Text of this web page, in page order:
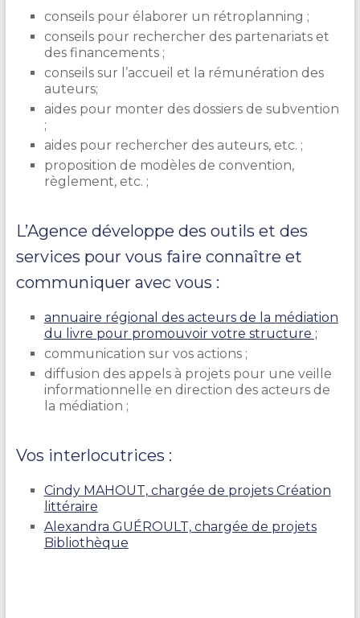
conseils pour élaborer un rétroplanning ;
conseils pour rechercher des partenariats et
des financements ;
conseils sur l’accueil et la rémunération des
auteurs;
aides pour monter des dossiers de subvention
;
aides pour rechercher des auteurs, etc. ;
proposition de modèles de convention,
règlement, etc. ;
L’Agence développe des outils et des
services pour vous faire connaître et
communiquer avec vous :
annuaire régional des acteurs de la médiation
du livre pour promouvoir votre structure ;
communication sur vos actions ;
diffusion des appels à projets pour une veille
informationnelle en direction des acteurs de
la médiation ;
Vos interlocutrices :
Cindy MAHOUT, chargée de projets Création
littéraire
Alexandra GUÉROULT, chargée de projets
Bibliothèque